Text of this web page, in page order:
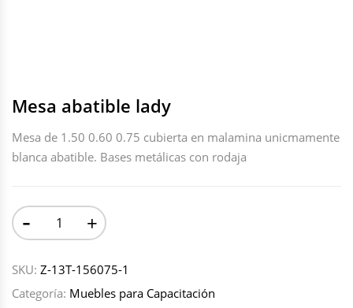
Mesa abatible lady
Mesa de 1.50 0.60 0.75 cubierta en malamina unicmamente
blanca abatible. Bases metálicas con rodaja
- +
SKU: Z-13T-156075-1
Categoría: Muebles para Capacitación